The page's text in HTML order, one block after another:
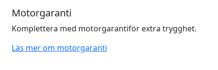
Motorgaranti
Komplettera med motorgarantiför extra trygghet.
Läs mer om motorgaranti